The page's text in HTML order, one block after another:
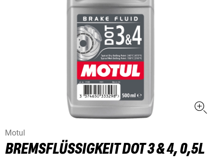
Motul
BREMSFLÜSSIGKEIT DOT 3 & 4, 0,5L